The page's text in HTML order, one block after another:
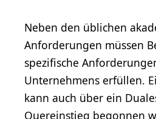
Neben den üblichen
Anforderungen müssen
spezifische
Unternehmens erfüllen.
kann auch über ein
Quereinstieg begonnen